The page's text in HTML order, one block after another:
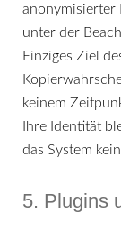
anonymisierter
unter der
Einziges Ziel
keinem
Ihre Identität
das System
5. Plugins